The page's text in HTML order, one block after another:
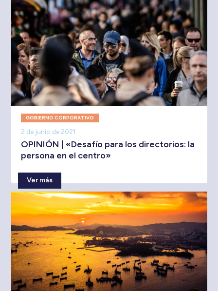
GOBIERNO CORPORATIVO
2 de junio de 2021
OPINIÓN | «Desafío para los directorios: la
persona en el centro»
Ver más